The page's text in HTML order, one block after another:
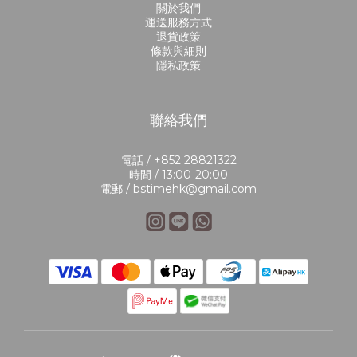
關於我們
運送服務方式
退貨政策
條款與細則
隱私政策
聯絡我們
電話 / +852 28821322
時間 / 13:00-20:00
電郵 / bstimehk@gmail.com